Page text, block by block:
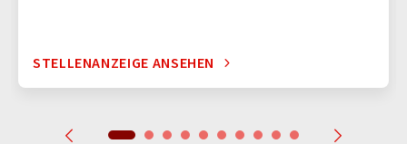
STELLENANZEIGE ANSEHEN